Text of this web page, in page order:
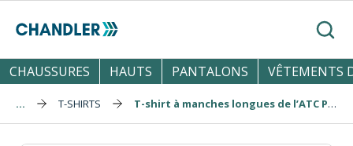
Skip to main content
CHAUSSURES
HAUTS PANTALONS VÊTEMENTS
... T-SHIRTS T-shirt à manches longues de l’ATC Pro Team (S350LS)